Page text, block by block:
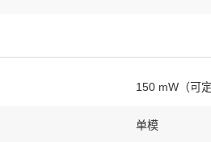
150 mW（可定
单模